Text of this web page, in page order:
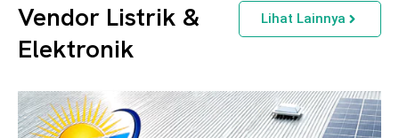
Vendor Listrik &
Elektronik
Lihat Lainnya